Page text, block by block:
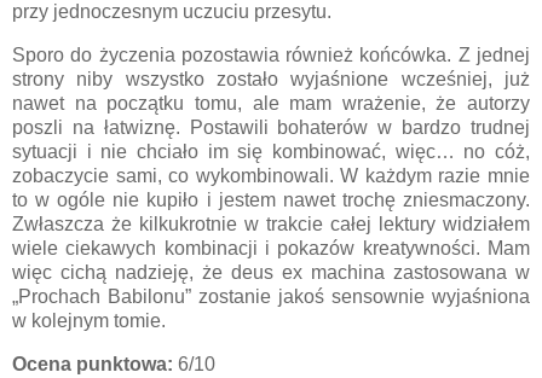
przy jednoczesnym uczuciu przesytu.
Sporo do życzenia pozostawia również końcówka. Z jednej
strony niby wszystko zostało wyjaśnione wcześniej, już
nawet na początku tomu, ale mam wrażenie, że autorzy
poszli na łatwiznę. Postawili bohaterów w bardzo trudnej
sytuacji i nie chciało im się kombinować, więc… no cóż,
zobaczycie sami, co wykombinowali. W każdym razie mnie
to w ogóle nie kupiło i jestem nawet trochę zniesmaczony.
Zwłaszcza że kilkukrotnie w trakcie całej lektury widziałem
wiele ciekawych kombinacji i pokazów kreatywności. Mam
więc cichą nadzieję, że deus ex machina zastosowana w
„Prochach Babilonu” zostanie jakoś sensownie wyjaśniona
w kolejnym tomie.
Ocena punktowa: 6/10